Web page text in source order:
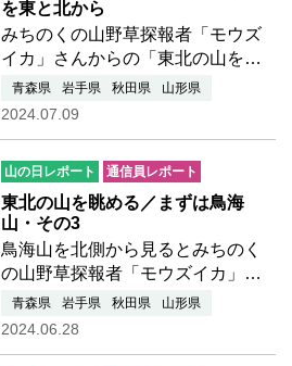
を東と北から
みちのくの山野草探報者「モウズ
イカ」さんからの「東北の山を眺
める」シリーズ4回目です。
▲ ▽ ▲ ▽いきなりクイ
皆さんがご記憶の岩手山と言え
ば…つづきを読む
青森県 岩手県 秋田県 山形県
2024.07.09
山の日レポート 通信員レポート
東北の山を眺める／まずは鳥海
山・その3
鳥海山を北側から見るとみちのく
の山野草探報者「モウズイカ」さ
んからの「東北の山を眺める」シ
リーズ3回目です。 ▲
青森県 岩手県 秋田県 山形県
2024.06.28